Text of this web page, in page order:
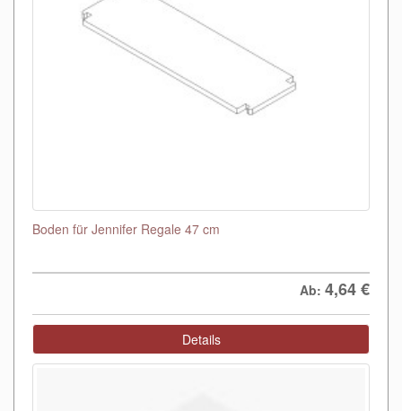
Boden für Jennifer Regale 47 cm
Ab: 4,64€
Details